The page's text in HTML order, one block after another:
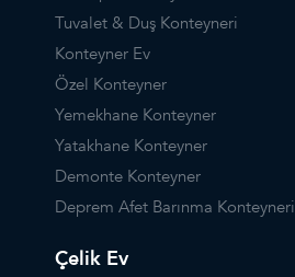
Tuvalet & Duş Konteyneri
Konteyner Ev
Özel Konteyner
Yemekhane Konteyner
Yatakhane Konteyner
Demonte Konteyner
Deprem Afet Barınma Konteyneri
Çelik Ev